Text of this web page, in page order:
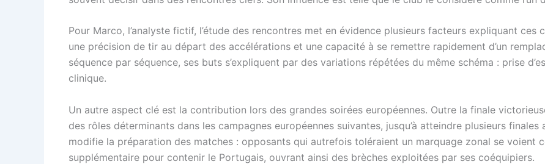
Pour Marco, l’analyste fictif, l’étude des rencontres met en évidence plusieurs facteurs expliquant ces
une précision de tir au départ des accélérations et une capacité à se remettre rapidement d’un
séquence par séquence, ses buts s’expliquent par des variations répétées du même schéma : prise
clinique.
Un autre aspect clé est la contribution lors des grandes soirées européennes. Outre la finale
des rôles déterminants dans les campagnes européennes suivantes, jusqu’à atteindre plusieurs
modifie la préparation des matches : opposants qui autrefois toléraient un marquage zonal se voient
supplémentaire pour contenir le Portugais, ouvrant ainsi des brèches exploitées par ses coéquipiers.